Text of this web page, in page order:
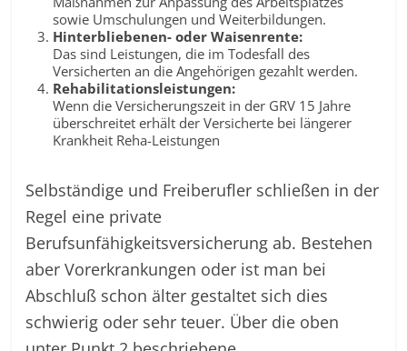
sowie Umschulungen und Weiterbildungen.
Hinterbliebenen- oder Waisenrente:
Das sind Leistungen, die im Todesfall des
Versicherten an die Angehörigen gezahlt werden.
Rehabilitationsleistungen:
Wenn die Versicherungszeit in der GRV 15 Jahre
überschreitet erhält der Versicherte bei längerer
Krankheit Reha-Leistungen
Selbständige und Freiberufler schließen in der
Regel eine private
Berufsunfähigkeitsversicherung ab. Bestehen
aber Vorerkrankungen oder ist man bei
Abschluß schon älter gestaltet sich dies
schwierig oder sehr teuer. Über die oben